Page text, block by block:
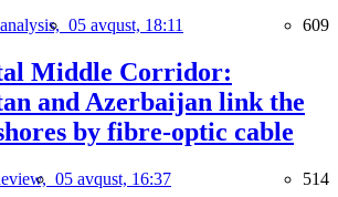
05 avqust, 18:11 609
Middle Corridor:
and Azerbaijan link the
by fibre-optic cable
05 avqust, 16:37 514